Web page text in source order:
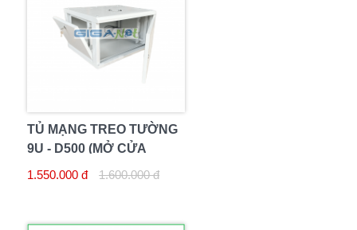
TỦ MẠNG TREO TƯỜNG
9U - D500 (MỞ CỬA
HONG)
1.550.000 đ 1.600.000 đ